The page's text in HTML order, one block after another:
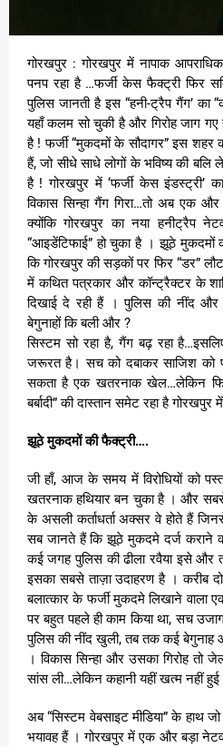
गोरखपुर : गोरखपुर में नापाक आपराधिक साजिशों का नया खतरा फिर से
पनप रहा है …फर्जी केस फैक्ट्री फिर
पुलिस जानती है इस “हनी-ट्रैप गैंग’ का
यहाँ कलम सो चुकी है और गिरोह जाग
है ! फर्जी “मुकदमों के सौदागर” इस शहर
हैं, जो सीधे साधे लोगों के भविष्य की बलि ले
है ! गोरखपुर में ‘फर्जी केस इंडस्ट्री’
विकास सिन्हा गैंग गिरा…तो अब एक
क्योंकि गोरखपुर का नया हनीट्रैप
“आइडेंटिफाई” हो चुका है । झूठे मुकदमों
कि गोरखपुर की सड़कों पर फिर “डर”
में कथित पत्रकार और कॉन्ट्रैक्टर के
दिखाई दे रही हैं । पुलिस की नींद
बेगुनाहों कि बली और ?
सिस्टम सो रहा है, गैंग बढ़ रहा
जरूरत है। सच को दबाकर साजिश को
सकता है एक खतरनाक खेल…लेकिन
बर्बादी” की दास्तान समेट रहा है
झूठे मुकदमों की फैक्ट्री….
जी हाँ, आज के समय में विरोधियों को
खतरनाक हथियार बन चुका है । और
के असली कर्ताधर्ता अक्सर वे होते हैं
सब जानते हैं कि झूठे मुकदमे दर्ज कराने
कई जगह पुलिस की ढीला रवैया इसे और
इसका सबसे ताज़ा उदाहरण है । करीब
बलात्कार के फर्जी मुकदमे लिखाने वाला
पर बहुत पहले ही काम किया था, सच
पुलिस की नींद खुली, तब तक कई बेगुनाह
। विकास सिन्हा और उसका गिरोह तो
सांस ली…लेकिन कहानी यहीं खत्म नहीं हुई
अब “सिस्टम वेबसाइट मीडिया” के हाथ
भयावह हैं । गोरखपुर में एक और बड़ा